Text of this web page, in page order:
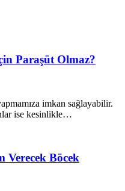
Paraşüt Olmaz?
imkan sağlayabilir.
ise kesinlikle…
Verecek Böcek